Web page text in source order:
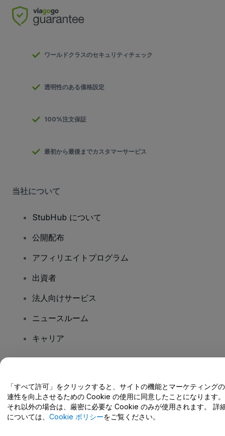
ワールドクラスのセキュリティチェック
透明性のある価格設定
100%注文保証
最初から最後までカスタマーサービス
当社について
StubHub について
公開配布
アフィリエイトプログラム
出資者
法人向けサービス
ニュースルーム
キャリア
ヘルプセンター / こちらまでご連絡下さい
「すべて許可」をクリックすると、サイトの機能とマーケティング
連性を向上させるための Cookie の使用に同意したことになります。
それ以外の場合は、厳密に必要な Cookie のみが使用されます。 詳
については、 Cookie ポリシーをご覧ください。